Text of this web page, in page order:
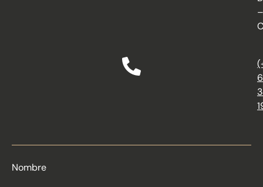
–
Nombre